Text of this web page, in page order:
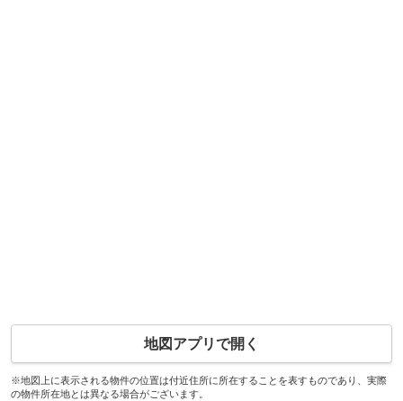
地図アプリで開く
※地図上に表示される物件の位置は付近住所に所在することを表すものであり、実際
の物件所在地とは異なる場合がございます。